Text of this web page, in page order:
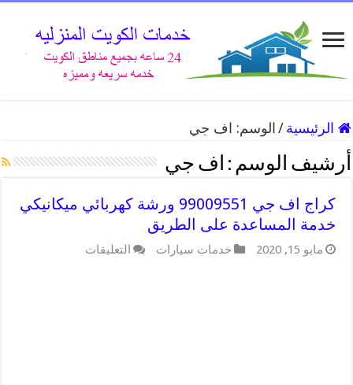
الرئيسية / الوسم: اف جي
أرشيف الوسم : اف جي
كراج اف جي 99009551 ورشة كهربائي ميكانيكي
خدمة المساعدة على الطريق
مايو 15, 2020 خدمات سيارات التعليقات